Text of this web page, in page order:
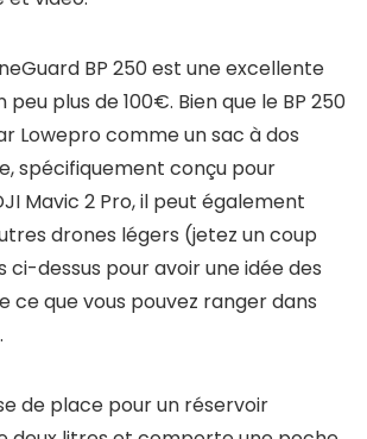
BP 250 est une excellente
plus de 100€. Bien que le BP 250
Lowepro comme un sac à dos
spécifiquement conçu pour
Mavic 2 Pro, il peut également
drones légers (jetez un coup
ci-dessus pour avoir une idée des
ce que vous pouvez ranger dans
de place pour un réservoir